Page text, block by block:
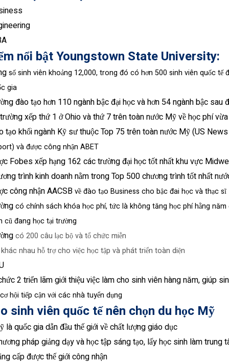
nổi bật Youngstown State University:
số sinh viên khoảng 12,000, trong đó có hơn 500 sinh viên quốc tế
gia
đàotạohơn 110ngànhbậcđạihọcvàhơn 54ngànhbậc sau
trườngxếpthứ 1 ởOhiovàthứ 7trêntoànnước Mỹvềhọcphívừa
tạokhốingành Kỹ sưthuộcTop 75trêntoànnước Mỹ(US News
và được công nhận ABET
Fobes xếp hạng 162 các trường đại học tốt nhất khu vực
trình kinh doanh nằm trong Top 500 chương trình tốt nhất
côngnhậnAACSB về đào tạo Business cho bậc đai học và thạc sĩ
có chính sách khóa học phí, tức là không tăng học phí hằng năm
cũ đang học tại trường
có 200 câu lạc bộ và tổ chứcmiễn
khác nhau hỗ trợ cho việc học tập và phát triển toàn diện
2 triển lãmgiớithiệuviệc làmcho sinhviênhàngnăm,giúp
cơ hội tiếp cận với các nhà tuyển dụng
sinh viên quốc tế nên chọn du học Mỹ
là quốc gia dẫn đầu thế giới về chất lượng giáo dục
pháp giảng dạy và học tập sáng tạo, lấy học sinh làm trung
cấp được thế giới công nhận